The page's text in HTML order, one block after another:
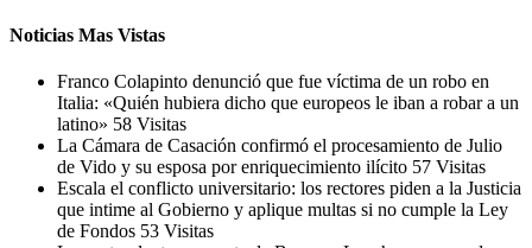
Noticias Mas Vistas
Franco Colapinto denunció que fue víctima de un robo en
Italia: «Quién hubiera dicho que europeos le iban a robar a un
latino» 58 Visitas
La Cámara de Casación confirmó el procesamiento de Julio
de Vido y su esposa por enriquecimiento ilícito 57 Visitas
Escala el conflicto universitario: los rectores piden a la Justicia
que intime al Gobierno y aplique multas si no cumple la Ley
de Fondos 53 Visitas